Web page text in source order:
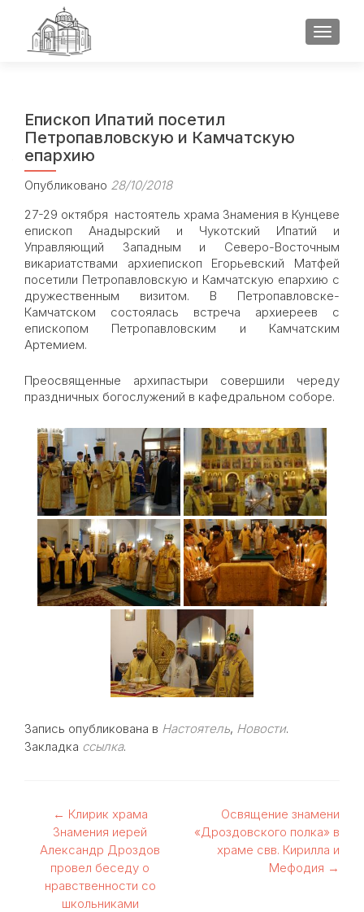
Епископ Ипатий посетил
Петропавловскую и Камчатскую
епархию
Опубликовано 28/10/2018
27-29 октября настоятель храма Знамения в Кунцеве
епископ Анадырский и Чукотский Ипатий и
Управляющий Западным и Северо-Восточным
викариатствами архиепископ Егорьевский Матфей
посетили Петропавловскую и Камчатскую епархию с
дружественным визитом. В Петропавловске-
Камчатском состоялась встреча архиереев с
епископом Петропавловским и Камчатским
Артемием.
Преосвященные архипастыри совершили череду
праздничных богослужений в кафедральном соборе.
Запись опубликована в Настоятель, Новости.
Закладка ссылка.
Навигация
по
записям
← Клирик храма
Знамения иерей
Александр Дроздов
провел беседу о
нравственности со
школьниками
Освящение знамени
«Дроздовского полка» в
храме свв. Кирилла и
Мефодия →